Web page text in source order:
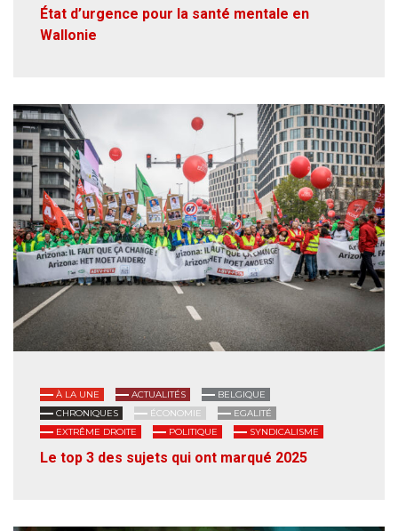
État d’urgence pour la santé mentale en
Wallonie
À LA UNE ACTUALITÉS
BELGIQUE
CHRONIQUES
ÉCONOMIE
EGALITÉ
EXTRÊME DROITE
POLITIQUE SYNDICALISME
Le top 3 des sujets qui ont marqué 2025